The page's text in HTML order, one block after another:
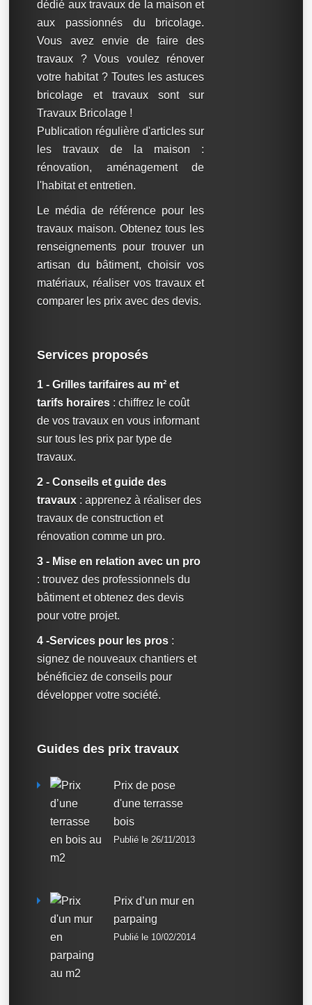
dédié aux travaux de la maison et
aux passionnés du bricolage.
Vous avez envie de faire des
travaux ? Vous voulez rénover
votre habitat ? Toutes les astuces
bricolage et travaux sont sur
Travaux Bricolage !
Publication régulière d'articles sur
les travaux de la maison :
rénovation, aménagement de
l'habitat et entretien.
Le média de référence pour les
travaux maison. Obtenez tous les
renseignements pour trouver un
artisan du bâtiment, choisir vos
matériaux, réaliser vos travaux et
comparer les prix avec des devis.
Services proposés
1 - Grilles tarifaires au m² et
tarifs horaires : chiffrez le coût
de vos travaux en vous informant
sur tous les prix par type de
travaux.
2 - Conseils et guide des
travaux : apprenez à réaliser des
travaux de construction et
rénovation comme un pro.
3 - Mise en relation avec un pro
: trouvez des professionnels du
bâtiment et obtenez des devis
pour votre projet.
4 -Services pour les pros :
signez de nouveaux chantiers et
bénéficiez de conseils pour
développer votre société.
Guides des prix travaux
Prix de pose
d'une terrasse
bois
Publié le 26/11/2013
Prix d’un mur en
parpaing
Publié le 10/02/2014